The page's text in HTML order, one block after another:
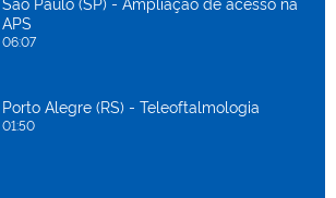
APS
06:07
Porto Alegre (RS) - Teleoftalmologia
01:50